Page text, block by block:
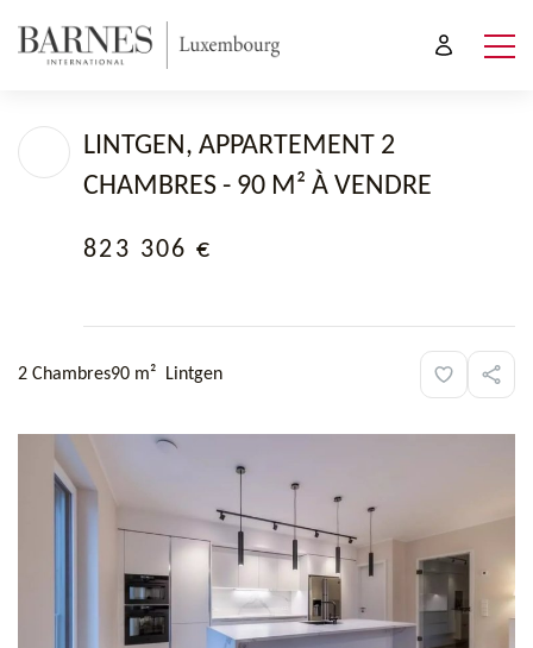
LINTGEN, APPARTEMENT 2
CHAMBRES - 90 M² À VENDRE
823 306 €
2 Chambres90 m² Lintgen